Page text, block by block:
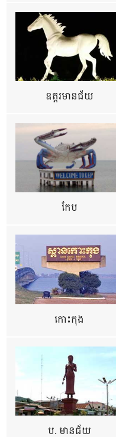
ឧត្ដរមានជ័យ
កែប
កោះកុង
ប. មានជ័យ